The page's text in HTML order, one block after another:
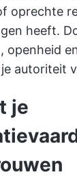
oprechte
heeft.
openheid
autoriteit
je